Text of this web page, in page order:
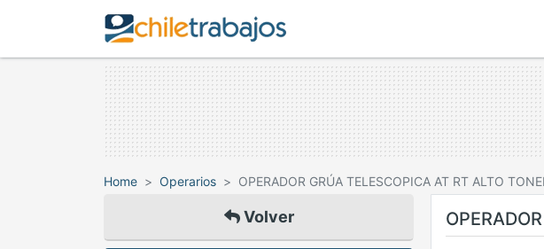
Home Operarios OPERADOR GRÚA TELESCOPICA AT RT ALTO
Volver